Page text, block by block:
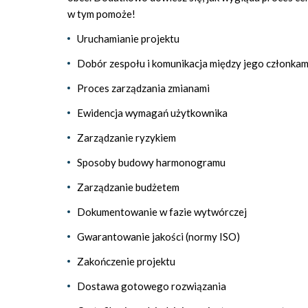
w tym pomoże!
Uruchamianie projektu
Dobór zespołu i komunikacja między jego
Proces zarządzania zmianami
Ewidencja wymagań użytkownika
Zarządzanie ryzykiem
Sposoby budowy harmonogramu
Zarządzanie budżetem
Dokumentowanie w fazie wytwórczej
Gwarantowanie jakości (normy ISO)
Zakończenie projektu
Dostawa gotowego rozwiązania